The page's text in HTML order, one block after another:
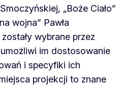
„Boże Ciało”
wojna” Pawła
wybrane przez
im dostosowanie
i specyfiki ich
projekcji to znane